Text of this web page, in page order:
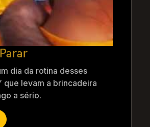
dia da rotina desses
que levam a brincadeira
a sério.